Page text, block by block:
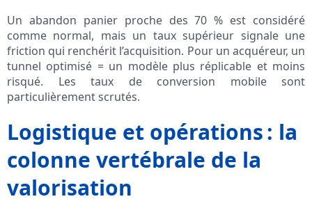
Un abandon panier proche des 70 % est considéré
comme normal, mais un taux supérieur signale une
friction qui renchérit l’acquisition. Pour un acquéreur, un
tunnel optimisé = un modèle plus réplicable et moins
risqué. Les taux de conversion mobile sont
particulièrement scrutés.
Logistique et opérations : la
colonne vertébrale de la
valorisation